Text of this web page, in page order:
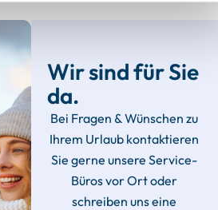
Wir sind für Sie
da.
Bei Fragen & Wünschen zu
Ihrem Urlaub kontaktieren
Sie gerne unsere Service-
Büros vor Ort oder
schreiben uns eine